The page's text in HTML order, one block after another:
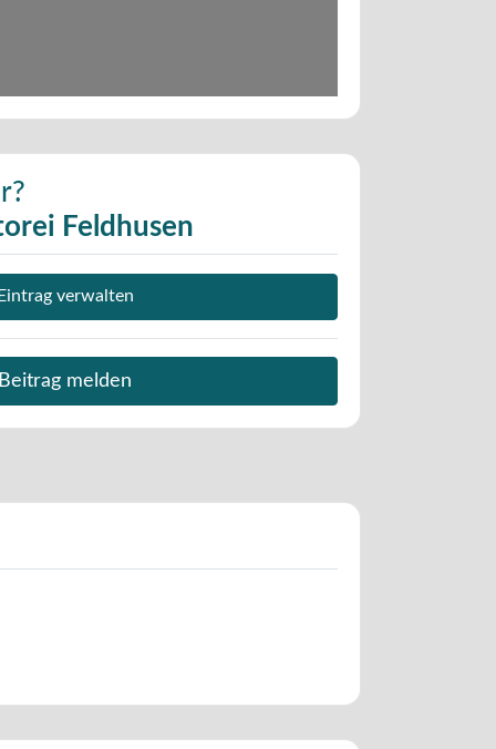
Feldhusen
Eintrag verwalten
Beitrag melden